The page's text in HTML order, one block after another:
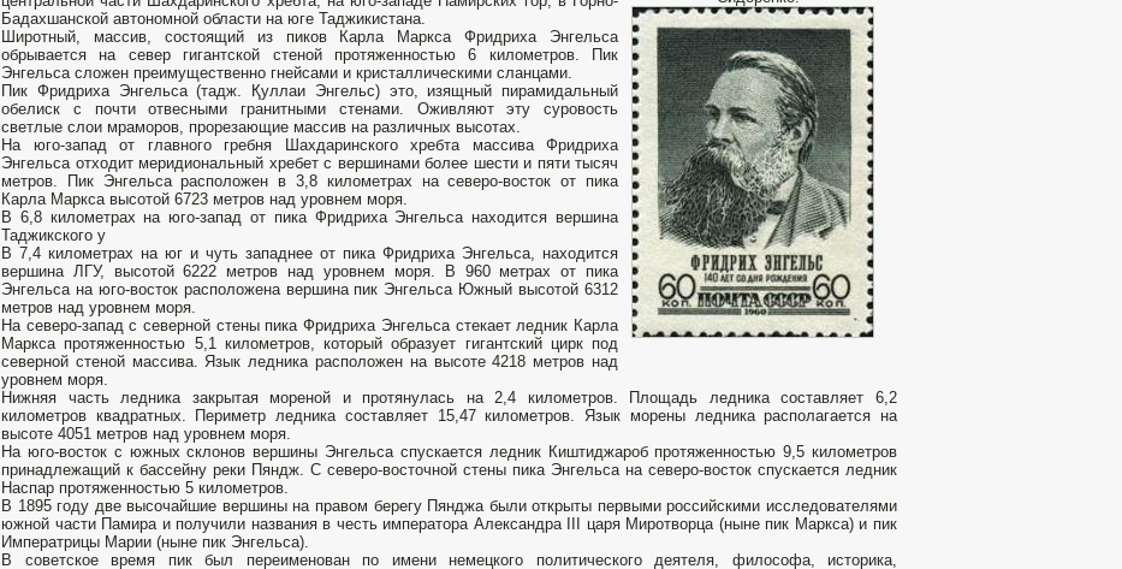
Бадахшанской автономной области на юге Таджикистана.
Широтный, массив, состоящий из пиков Карла Маркса Фридриха Энгельса
обрывается на север гигантской стеной протяженностью 6 километров. Пик
Энгельса сложен преимущественно гнейсами и кристаллическими сланцами.
Пик Фридриха Энгельса (тадж. Қуллаи Энгельс) это, изящный пирамидальный
обелиск с почти отвесными гранитными стенами. Ожив­ляют эту суровость
светлые слои мраморов, прорезающие массив на различных высотах.
На юго-запад от главного гребня Шахдаринского хребта массива Фридриха
Энгельса отходит меридиональный хребет с вершинами более шести и пяти тысяч
метров. Пик Энгельса расположен в 3,8 километрах на северо-восток от пика
Карла Маркса высотой 6723 метров над уровнем моря.
В 6,8 километрах на юго-запад от пика Фридриха Энгельса находится вершина
Таджикского у
В 7,4 километрах на юг и чуть западнее от пика Фридриха Энгельса, находится
вершина ЛГУ, высотой 6222 метров над уровнем моря. В 960 метрах от пика
Энгельса на юго-восток расположена вершина пик Энгельса Южный высотой 6312
метров над уровнем моря.
На северо-запад с северной стены пика Фридриха Энгельса стекает ледник Карла
Маркса протяженностью 5,1 километров, который образует гигантский цирк под
северной стеной массива. Язык ледника расположен на высоте 4218 метров над
уровнем моря.
Нижняя часть ледника закрытая мореной и протянулась на 2,4 километров. Площадь ледника составляет 6,2
километров квадратных. Периметр ледника составляет 15,47 километров. Язык морены ледника располагается на
высоте 4051 метров над уровнем моря.
На юго-восток с южных склонов вершины Энгельса спускается ледник Киштиджароб протяженностью 9,5 километров
принадлежащий к бассейну реки Пяндж. С северо-восточной стены пика Энгельса на северо-восток спускается ледник
Наспар протяженностью 5 километров.
В 1895 году две высочайшие вершины на правом берегу Пянджа были открыты первыми российскими исследователями
южной части Памира и получили названия в честь императора Александра III царя Миротворца (ныне пик Маркса) и пик
Императрицы Марии (ныне пик Энгельса).
В советское время пик был переименован по имени немецкого политического деятеля, философа, историка,